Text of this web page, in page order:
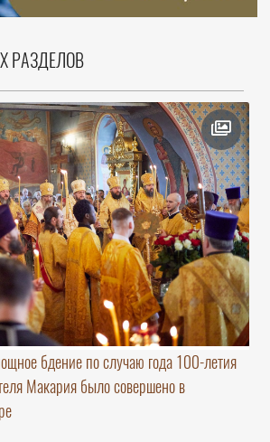
РАЗДЕЛОВ
бдение по случаю года 100-летия
Макария было совершено в